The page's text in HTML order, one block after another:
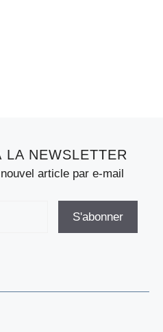
NEWSLETTER
article par e-mail